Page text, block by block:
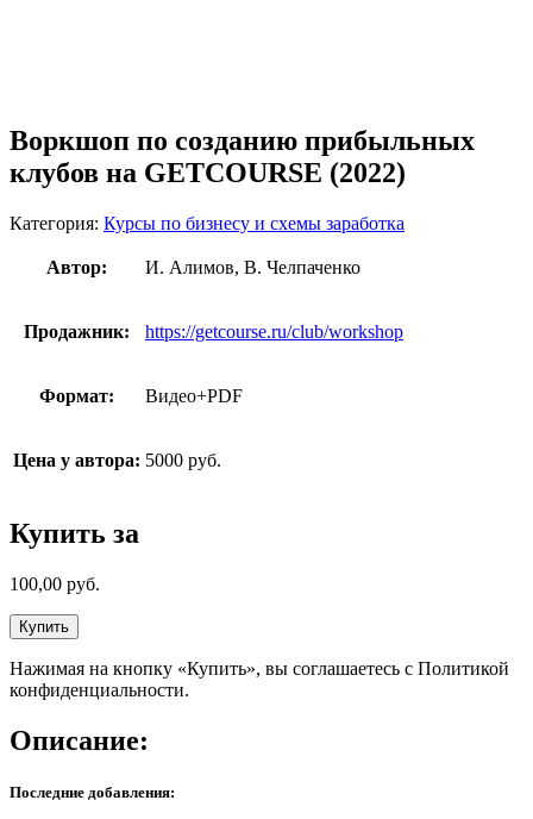
Воркшоп по созданию прибыльных
клубов на GETCOURSE (2022)
Категория: Курсы по бизнесу и схемы заработка
Автор: И. Алимов, В. Челпаченко
Продажник: https://getcourse.ru/club/workshop
Формат: Видео+PDF
Цена у автора: 5000 руб.
Купить за
100,00 руб.
Купить
Нажимая на кнопку «Купить», вы соглашаетесь с Политикой
конфиденциальности.
Описание:
Последние добавления: